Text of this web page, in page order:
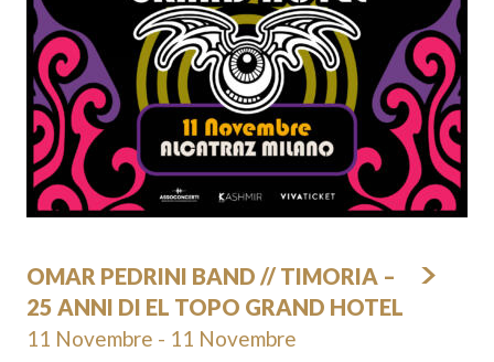
OMAR PEDRINI BAND // TIMORIA –
25 ANNI DI EL TOPO GRAND HOTEL
11 Novembre - 11 Novembre